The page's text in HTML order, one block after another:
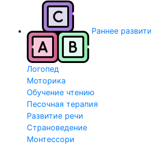
Раннее
Логопед
Моторика
Обучение чтению
Песочная терапия
Развитие речи
Страноведение
Монтессори